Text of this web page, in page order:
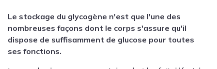
Le stockage du glycogène n'est que l'une des
nombreuses façons dont le corps s'assure qu'il
dispose de suffisamment de glucose pour toutes
ses fonctions.